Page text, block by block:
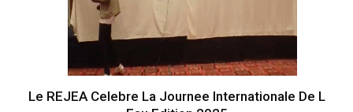
Le REJEA Celebre La Journee Internationale De L